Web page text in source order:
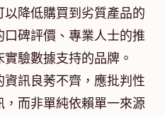
降低購買到劣質產品的
碑評價、專業人士的推
驗數據支持的品牌。
訊良莠不齊，應批判性
而非單純依賴單一來源